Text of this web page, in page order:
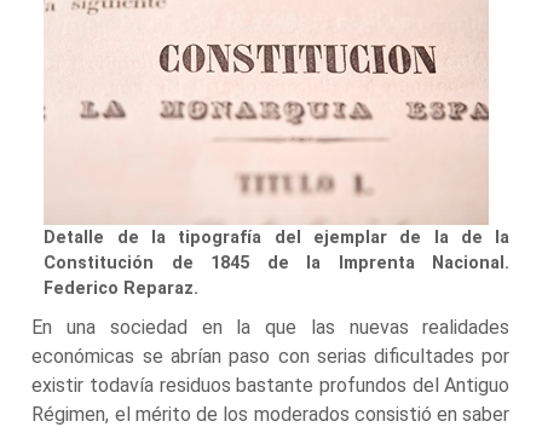
Detalle de la tipografía del ejemplar de la de la
Constitución de 1845 de la Imprenta Nacional.
Federico Reparaz.
En una sociedad en la que las nuevas realidades
económicas se abrían paso con serias dificultades por
existir todavía residuos bastante profundos del Antiguo
Régimen, el mérito de los moderados consistió en saber